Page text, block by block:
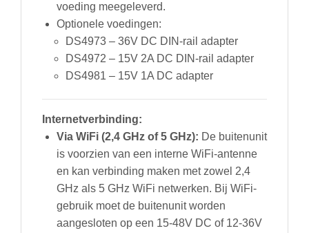
voeding meegeleverd.
Optionele voedingen:
DS4973 – 36V DC DIN-rail adapter
DS4972 – 15V 2A DC DIN-rail adapter
DS4981 – 15V 1A DC adapter
Internetverbinding:
Via WiFi (2,4 GHz of 5 GHz): De buitenunit
is voorzien van een interne WiFi-antenne
en kan verbinding maken met zowel 2,4
GHz als 5 GHz WiFi netwerken. Bij WiFi-
gebruik moet de buitenunit worden
aangesloten op een 15-48V DC of 12-36V